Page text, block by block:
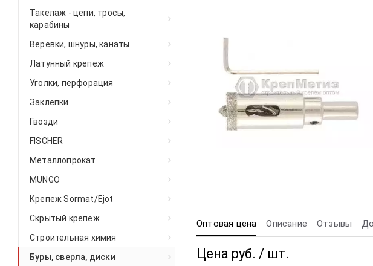
Такелаж - цепи, тросы,
карабины
Веревки, шнуры, канаты
Латунный крепеж
Уголки, перфорация
Заклепки
Гвозди
FISCHER
Металлопрокат
MUNGO
Крепеж Sormat/Ejot
Скрытый крепеж
Строительная химия
Буры, сверла, диски
Оптовая цена Описание Отзывы
Цена руб. / шт.